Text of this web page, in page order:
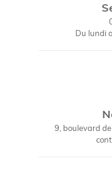
Du lundi
9, boulevard